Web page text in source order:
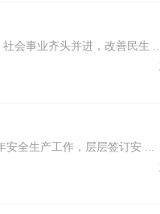
会事业齐头并进，改善民生
安全生产工作，层层签订安 ...